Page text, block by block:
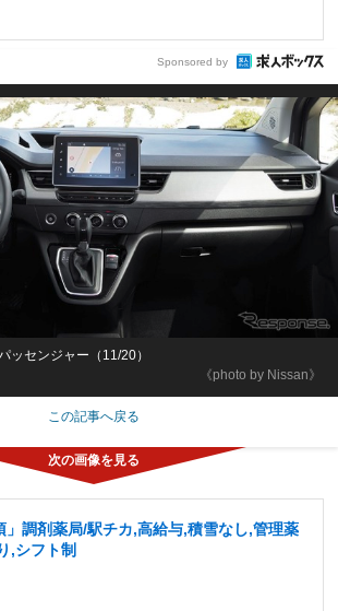
Sponsored by
《photo by Nissan》
ッセンジャー（11/20）
この記事へ戻る
」調剤薬局/駅チカ,高給与,積雪なし,管理薬
,シフト制